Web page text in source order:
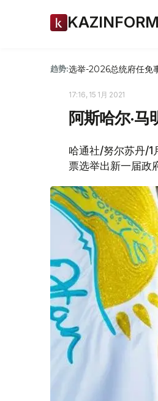
KAZINFORM
趋势:选举-2026总统府任免
17:16, 15 1月 2021
阿斯哈尔·
哈通社/努尔苏丹/1
票选举出新一届政